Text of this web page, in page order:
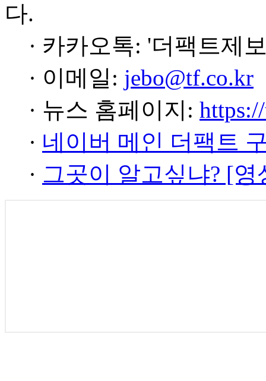
다.
· 카카오톡: '더팩트제
· 이메일: jebo@tf.co.kr
· 뉴스 홈페이지:
· 네이버 메인 더팩트
· 그곳이 알고싶냐? [